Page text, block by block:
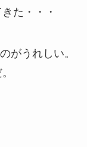
た・・・
がうれしい。